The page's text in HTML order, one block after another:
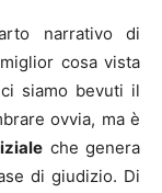
narrativo di
cosa vista
siamo bevuti il
ovvia, ma è
che genera
di giudizio. Di